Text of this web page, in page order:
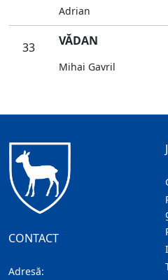
Adrian
33 VĂDAN
Mihai Gavril
CONTACT
Adresă: